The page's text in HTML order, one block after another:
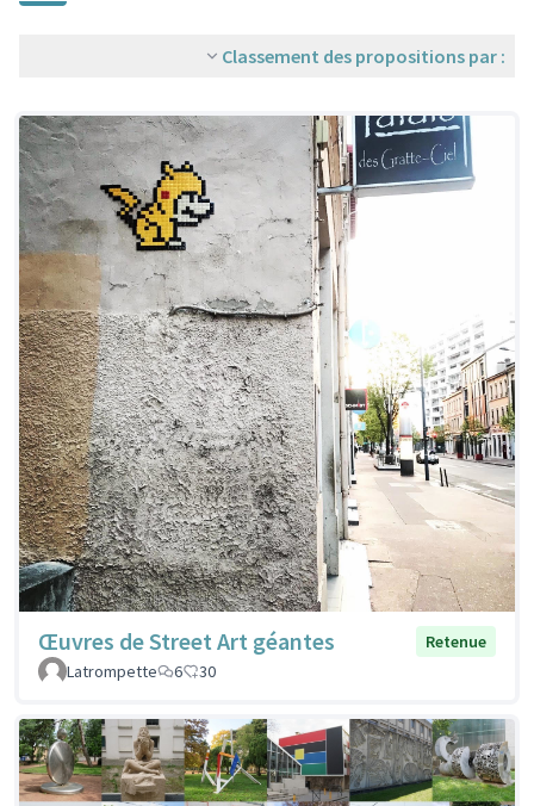
Classement des propositions par :
Œuvres de Street Art géantes
Retenue
Latrompette
6 30